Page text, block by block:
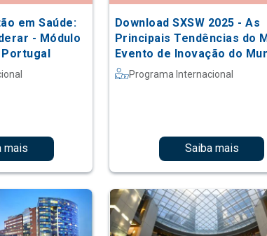
em Saúde:
- Módulo
mais
Download SXSW 2025 - As
Principais Tendências do
Evento de Inovação do
Programa Internacional
Saiba mais